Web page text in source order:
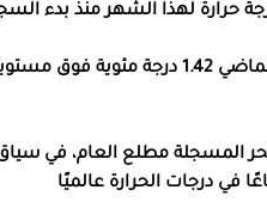
وبلغ متوسط درجة الحرارة العالمية في
المسجلة مطلع العام، في
في درجات الحرارة عالميًا